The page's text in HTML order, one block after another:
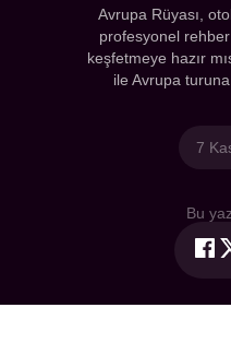
Avrupa Rüyası,
profesyonel
keşfetmeye hazır
ile Avrupa turuna
7
Bu